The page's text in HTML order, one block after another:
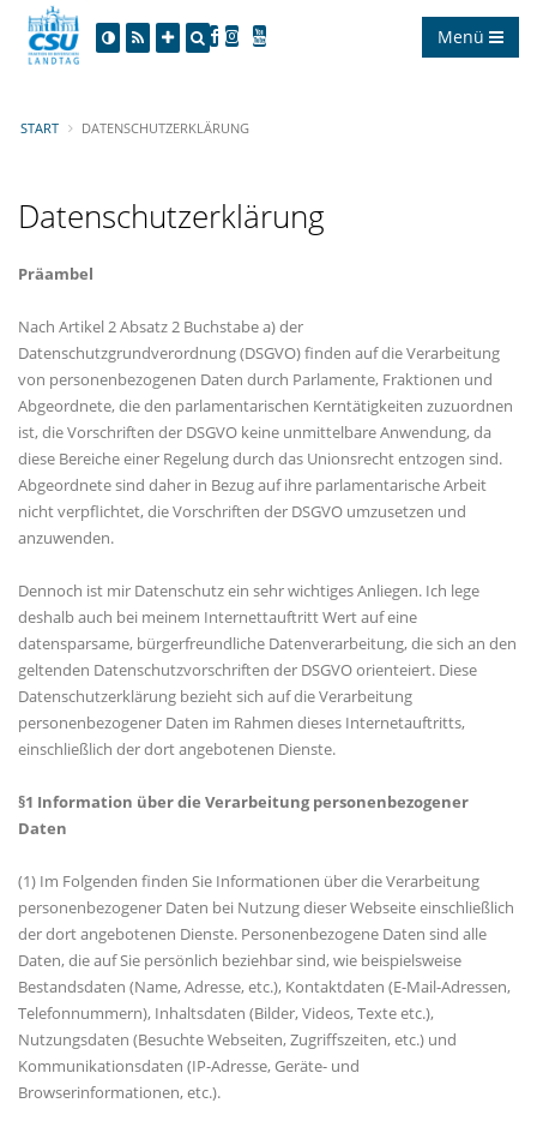
Menü
START DATENSCHUTZERKLÄRUNG
Datenschutzerklärung
Präambel
Nach Artikel 2 Absatz 2 Buchstabe a) der
Datenschutzgrundverordnung (DSGVO) finden auf die Verarbeitung
von personenbezogenen Daten durch Parlamente, Fraktionen und
Abgeordnete, die den parlamentarischen Kerntätigkeiten zuzuordnen
ist, die Vorschriften der DSGVO keine unmittelbare Anwendung, da
diese Bereiche einer Regelung durch das Unionsrecht entzogen sind.
Abgeordnete sind daher in Bezug auf ihre parlamentarische Arbeit
nicht verpflichtet, die Vorschriften der DSGVO umzusetzen und
anzuwenden.
Dennoch ist mir Datenschutz ein sehr wichtiges Anliegen. Ich lege
deshalb auch bei meinem Internettauftritt Wert auf eine
datensparsame, bürgerfreundliche Datenverarbeitung, die sich an den
geltenden Datenschutzvorschriften der DSGVO orienteiert. Diese
Datenschutzerklärung bezieht sich auf die Verarbeitung
personenbezogener Daten im Rahmen dieses Internetauftritts,
einschließlich der dort angebotenen Dienste.
§1 Information über die Verarbeitung personenbezogener
Daten
(1) Im Folgenden finden Sie Informationen über die Verarbeitung
personenbezogener Daten bei Nutzung dieser Webseite einschließlich
der dort angebotenen Dienste. Personenbezogene Daten sind alle
Daten, die auf Sie persönlich beziehbar sind, wie beispielsweise
Bestandsdaten (Name, Adresse, etc.), Kontaktdaten (E-Mail-Adressen,
Telefonnummern), Inhaltsdaten (Bilder, Videos, Texte etc.),
Nutzungsdaten (Besuchte Webseiten, Zugriffszeiten, etc.) und
Kommunikationsdaten (IP-Adresse, Geräte- und
Browserinformationen, etc.).